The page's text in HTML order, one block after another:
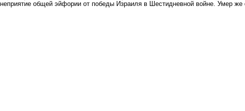
неприятие общей эйфории от победы Израиля в Шестидневной войне. Умер же